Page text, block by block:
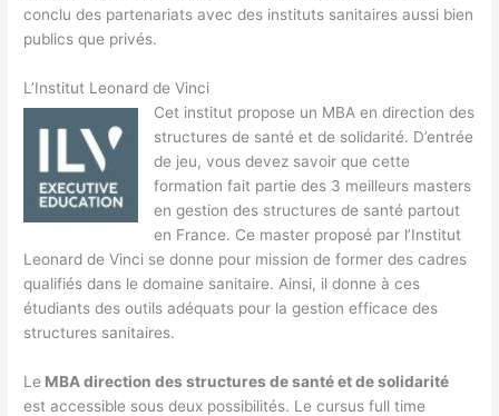
conclu des partenariats avec des instituts sanitaires aussi bien
publics que privés.
L’Institut Leonard de Vinci
Cet institut propose un MBA en direction des
structures de santé et de solidarité. D’entrée
de jeu, vous devez savoir que cette
formation fait partie des 3 meilleurs masters
en gestion des structures de santé partout
en France. Ce master proposé par l’Institut
Leonard de Vinci se donne pour mission de former des cadres
qualifiés dans le domaine sanitaire. Ainsi, il donne à ces
étudiants des outils adéquats pour la gestion efficace des
structures sanitaires.
Le MBA direction des structures de santé et de solidarité
est accessible sous deux possibilités. Le cursus full time